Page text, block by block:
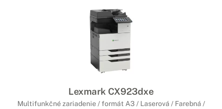
Lexmark CX923dxe
Multifunkčné zariadenie / formát A3 / Laserová / Farebná /